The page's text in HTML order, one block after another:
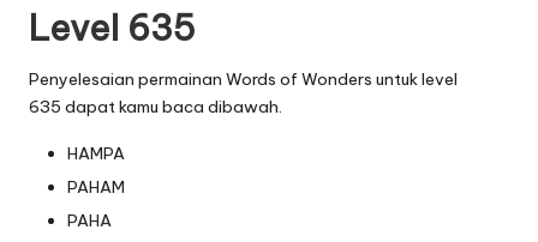
Level 635
Penyelesaian permainan Words of Wonders untuk level
635 dapat kamu baca dibawah.
HAMPA
PAHAM
PAHA